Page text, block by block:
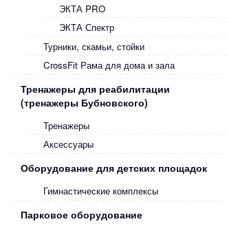
ЭКТА PRO
ЭКТА Спектр
Турники, скамьи, стойки
CrossFit Рама для дома и зала
Тренажеры для реабилитации
(тренажеры Бубновского)
Тренажеры
Аксессуары
Оборудование для детских площадок
Гимнастические комплексы
Парковое оборудование